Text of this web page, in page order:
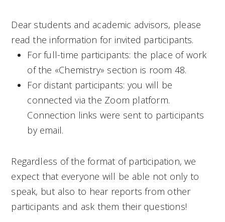
Dear students and academic advisors, please
read the information for invited participants.
For full-time participants: the place of work
of the «Chemistry» section is room 48.
For distant participants: you will be
connected via the Zoom platform.
Connection links were sent to participants
by email.
Regardless of the format of participation, we
expect that everyone will be able not only to
speak, but also to hear reports from other
participants and ask them their questions!